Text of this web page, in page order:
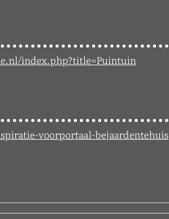
index.php?title=Puintuin
voorportaal-bejaardentehuis